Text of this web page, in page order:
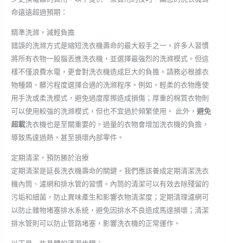
命遠遠超過預期：
精準洗滌，減輕負擔
錯誤的洗滌方式是縮短洗衣機壽命的最大殺手之一。許多人習慣
將所有衣物一股腦丟進洗衣機，並選擇最強烈的洗滌模式。但這
樣不僅浪費水電，更會對洗衣機造成巨大的負擔。請務必根據衣
物種類、髒污程度選擇合適的洗滌程序。例如，輕柔的衣物應使
用手洗或柔洗模式，避免過度摩擦造成損傷；厚重的棉質衣物則
可以使用較強的洗滌模式，但也不宜過於頻繁使用。 此外， 避免
超載洗衣機也是至關重要的。過量的衣物會增加洗衣機的負擔，
導致馬達過熱，甚至損壞內部零件。
定期清潔，預防勝於治療
定期清潔是延長洗衣機壽命的關鍵。我們應該養成定期清潔洗衣
機內筒、濾網和排水管的習慣。內筒的清潔可以有效去除殘留的
污垢和細菌，防止異味產生和影響衣物清潔度；定期清理濾網可
以防止雜物堵塞排水系統，避免因排水不良造成馬達損壞；清潔
排水管則可以防止管路堵塞，影響洗衣機的正常運作。